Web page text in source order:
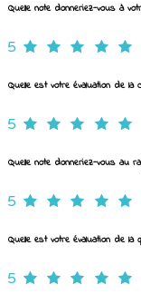
Quelle note donneriez-vous à
5
Quelle est votre évaluation de la
5
Quelle note donneriez-vous au
5
Quelle est votre évaluation de la
5